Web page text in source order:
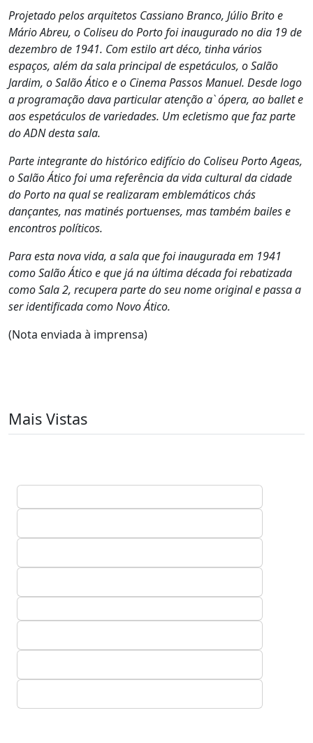
Projetado pelos arquitetos Cassiano Branco, Júlio Brito e
Mário Abreu, o Coliseu do Porto foi inaugurado no dia 19 de
dezembro de 1941. Com estilo art déco, tinha vários
espaços, além da sala principal de espetáculos, o Salão
Jardim, o Salão Ático e o Cinema Passos Manuel. Desde logo
a programação dava particular atenção a` ópera, ao ballet e
aos espetáculos de variedades. Um ecletismo que faz parte
do ADN desta sala.
Parte integrante do histórico edifício do Coliseu Porto Ageas,
o Salão Ático foi uma referência da vida cultural da cidade
do Porto na qual se realizaram emblemáticos chás
dançantes, nas matinés portuenses, mas também bailes e
encontros políticos.
Para esta nova vida, a sala que foi inaugurada em 1941
como Salão Ático e que já na última década foi rebatizada
como Sala 2, recupera parte do seu nome original e passa a
ser identificada como Novo Ático.
(Nota enviada à imprensa)
Mais Vistas